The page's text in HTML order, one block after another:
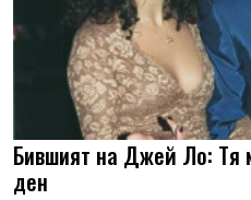
Бившият на Джей Ло: Тя
ден